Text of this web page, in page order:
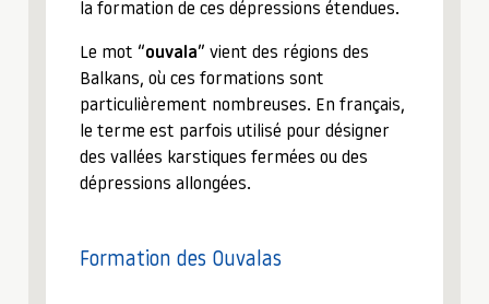
la formation de ces dépressions étendues.
Le mot “ouvala” vient des régions des
Balkans, où ces formations sont
particulièrement nombreuses. En français,
le terme est parfois utilisé pour désigner
des vallées karstiques fermées ou des
dépressions allongées.
Formation des Ouvalas